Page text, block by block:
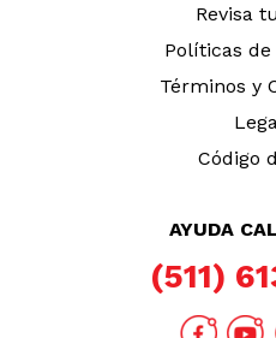
Revisa
Políticas de
Términos y
Código
AYUDA
(511)